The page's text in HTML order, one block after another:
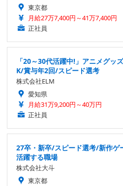
東京都
月給27万7,400円～41万7,400円
正社員
「20～30代活躍中!」アニメグッ
K/賞与年2回/スピード選考
株式会社ELM
愛知県
月給31万9,200円～40万円
正社員
27卒・新卒/スピード選考/新作ゲ
活躍する職場
株式会社大斗
東京都